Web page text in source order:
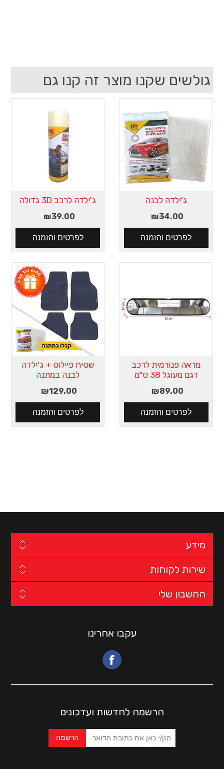
גולשים שקנו מוצר זה קנו גם
ג'ילדה לבנה
₪34.00
ג'ילדה לרכב 3D גדולה
₪39.00
מראה פנורמית לרכב
דגם מעוגל 38 ס"מ
₪89.00
שטיח פיילוט + ג'ילדה
לבנה במתנה
₪129.00
מידע
שירות לקוחות
החשבון שלי
עקבו אחרינו
הרשמה לחדשות ועדכונים